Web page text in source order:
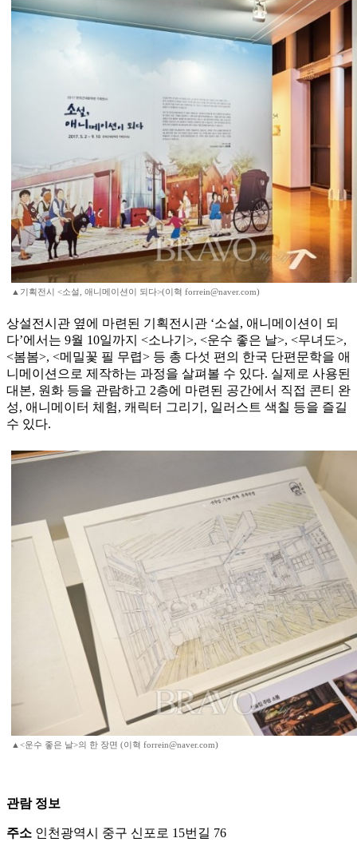
▲기획전시 <소설, 애니메이션이 되다>(이혁 forrein@naver.com)
상설전시관 옆에 마련된 기획전시관 ‘소설, 애니메이션이 되
다’에서는 9월 10일까지 <소나기>, <운수 좋은 날>, <무녀도>,
<봄봄>, <메밀꽃 필 무렵> 등 총 다섯 편의 한국 단편문학을 애
니메이션으로 제작하는 과정을 살펴볼 수 있다. 실제로 사용된
대본, 원화 등을 관람하고 2층에 마련된 공간에서 직접 콘티 완
성, 애니메이터 체험, 캐릭터 그리기, 일러스트 색칠 등을 즐길
수 있다.
▲<운수 좋은 날>의 한 장면 (이혁 forrein@naver.com)
관람 정보
주소 인천광역시 중구 신포로 15번길 76